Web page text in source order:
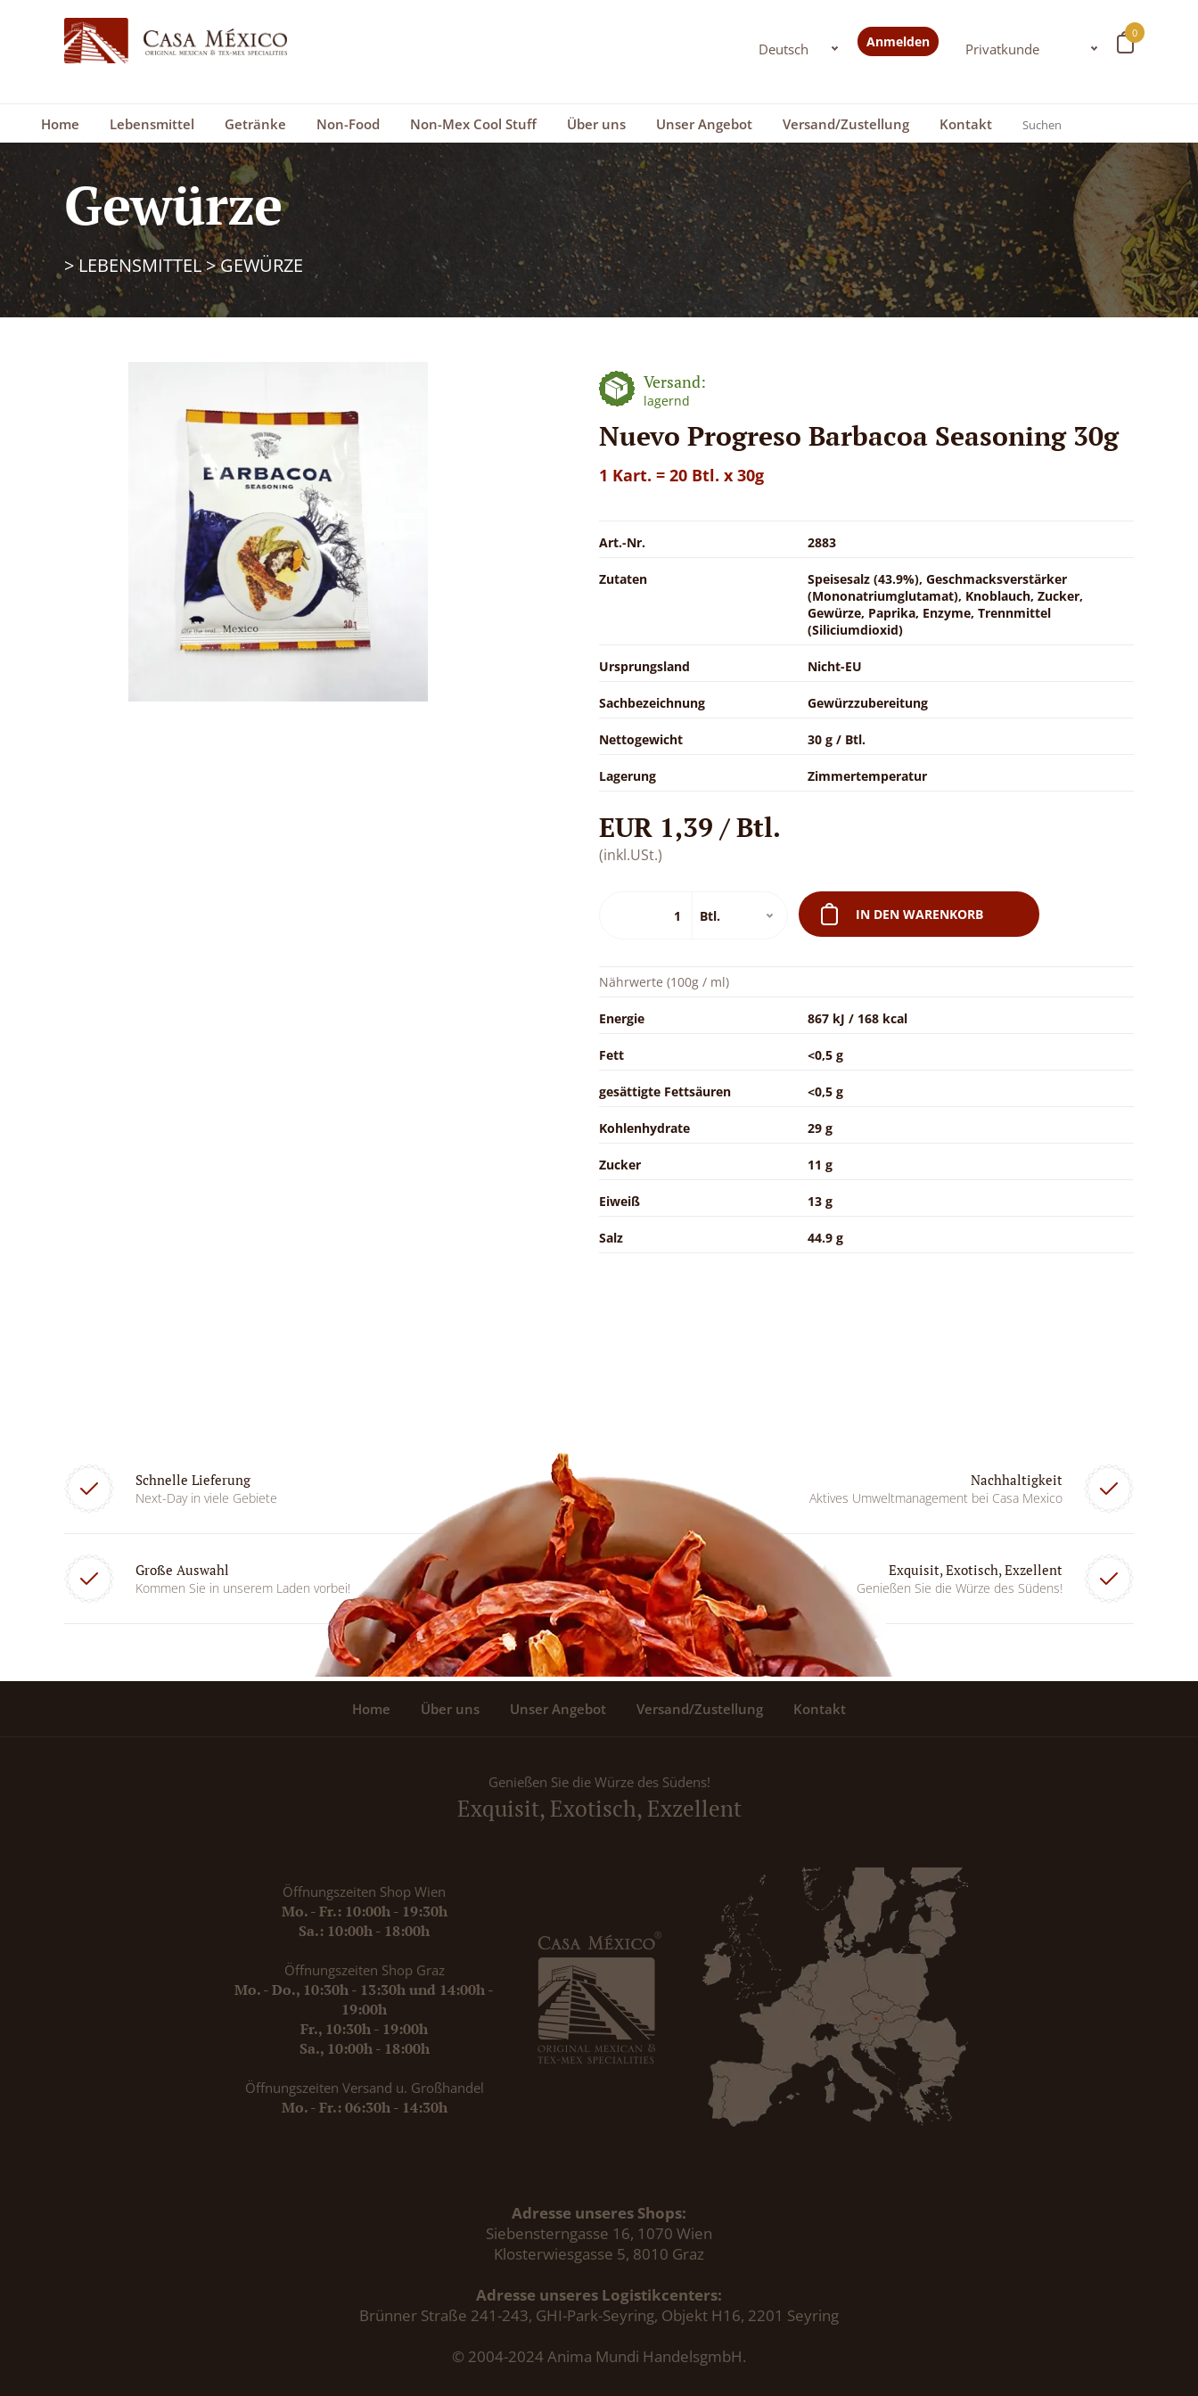
0
Anmelden
Home Lebensmittel Getränke Non-Food Non-Mex Cool Stuff Über uns Unser Angebot Versand/Zustellung Kontakt
Gewürze
>LEBENSMITTEL>GEWÜRZE
Versand:
lagernd
Nuevo Progreso Barbacoa Seasoning 30g
1 Kart. = 20 Btl. x 30g
Art.-Nr. 2883
Zutaten
Speisesalz (43.9%), Geschmacksverstärker
(Mononatriumglutamat), Knoblauch, Zucker,
Gewürze, Paprika, Enzyme, Trennmittel
(Siliciumdioxid)
Ursprungsland Nicht-EU
Sachbezeichnung Gewürzzubereitung
Nettogewicht 30 g / Btl.
Lagerung Zimmertemperatur
EUR 1,39 / Btl.
(inkl.USt.)
IN DEN WARENKORB
Nährwerte (100g / ml)
Energie 867 kJ / 168 kcal
Fett <0,5 g
gesättigte Fettsäuren <0,5 g
Kohlenhydrate 29 g
Zucker 11 g
Eiweiß 13 g
Salz 44.9 g
Schnelle Lieferung
Next-Day in viele Gebiete
Nachhaltigkeit
Aktives Umweltmanagement bei Casa Mexico
Große Auswahl
Kommen Sie in unserem Laden vorbei!
Exquisit, Exotisch, Exzellent
Genießen Sie die Würze des Südens!
Home Über uns Unser Angebot Versand/Zustellung Kontakt
Genießen Sie die Würze des Südens!
Exquisit, Exotisch, Exzellent
Öffnungszeiten Shop Wien
Mo. - Fr.: 10:00h - 19:30h
Sa.: 10:00h - 18:00h
Öffnungszeiten Shop Graz
Mo. - Do., 10:30h - 13:30h und 14:00h -
19:00h
Fr., 10:30h - 19:00h
Sa., 10:00h - 18:00h
Öffnungszeiten Versand u. Großhandel
Mo. - Fr.: 06:30h - 14:30h
Adresse unseres Shops:
Siebensterngasse 16, 1070 Wien
Klosterwiesgasse 5, 8010 Graz
Adresse unseres Logistikcenters:
Brünner Straße 241-243, GHI-Park-Seyring, Objekt H16, 2201 Seyring
© 2004-2024 Anima Mundi HandelsgmbH.